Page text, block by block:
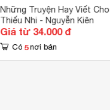
Những Truyện Hay Viết Cho
Thiếu Nhi - Nguyễn Kiên
Giá từ 34.000 đ
Có 5 nơi bán